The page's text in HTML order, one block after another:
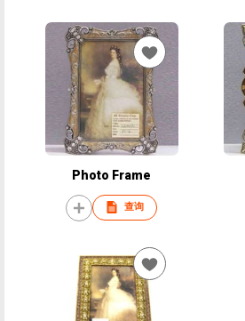
Photo Frame
查询